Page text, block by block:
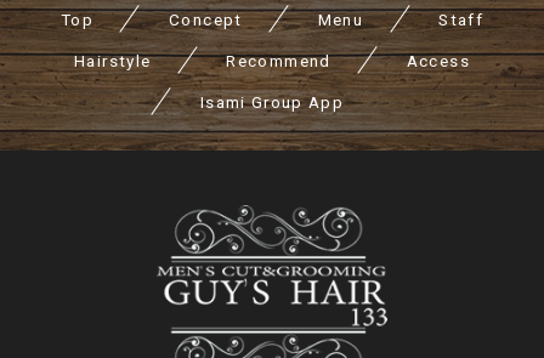
Top Concept Menu Staff
Hairstyle Recommend Access
Isami Group App